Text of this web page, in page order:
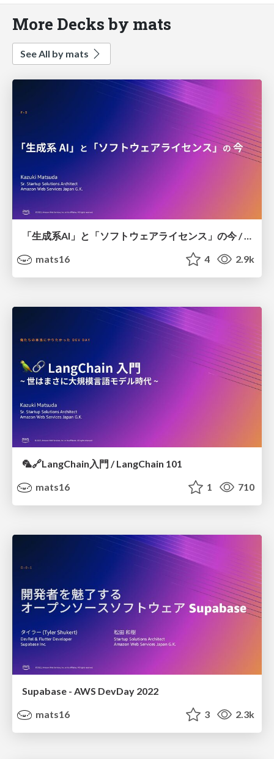
More Decks by mats
See All by mats
「生成系AI」と「ソフトウェアライセンス」の今 / Generative AI and OSS License
mats16
4 2.9k
🦜️🔗LangChain入門 / LangChain 101
mats16
1 710
Supabase - AWS DevDay 2022
mats16
3 2.3k